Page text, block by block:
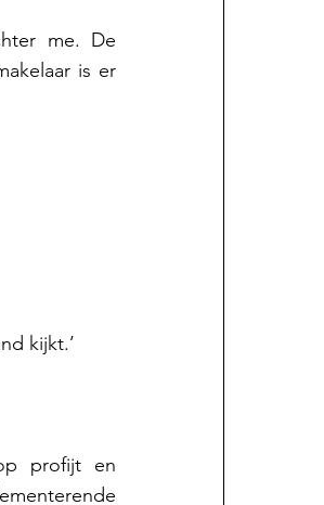
me. De
is er
kijkt.’
profijt en